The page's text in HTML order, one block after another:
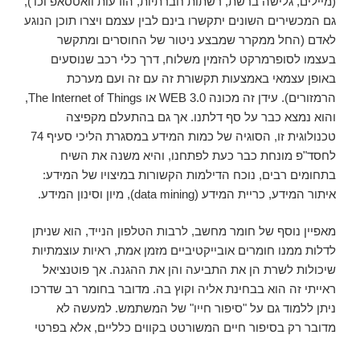
גם המכשירים השונים יתקשרו בינם לבין עצמם ויצרו תוכן הנוגע
לאדם (החל ממקרר שמבצע ניטור של החוסרים ומתקשר
בעצמו לסופרמרקט להזמין משלוח, דרך כלי רכב שנוסעים
באופן עצמאי באמצעות תקשורת זה עם זה ועם מערכת
הרמזורים). עידן זה מכונה WEB 3.0 או The Internet of Things,
והוא נמצא כבר על סף דלתנו. אך גם בהתעלם מקפיצה
טכנולוגית זו, הסוגיה של כמות המידע במסגרת הליכי סעיף 74
לחסד"פ מונחת כבר כעת לפתחנו, והיא משנה את השיח
בתחומים רבים, נוכח הדילמות הקשורות במיצויו של המידע:
איתור המידע, כריית המידע (data mining), מיון וסינון המידע.
מאפיין נוסף של חומר מחשב, לרבות הטלפון הנייד, הוא שניתן
לדלות ממנו חומרים אובייקטיביים מזמן אמת, ראיות עוצמתיות
שיכולות לשרת הן את התביעה והן את ההגנה. אך פוטנציאל
ראייתי זה הוא בבחינת אליה וקוץ בה. מדובר בחומר רב שדרכו
ניתן ללמוד גם על "סיפור חייו" של המשתמש. למעשה לא
מדובר רק בסיפור חיים המשורטט בקווים כלליים, אלא בפרטי